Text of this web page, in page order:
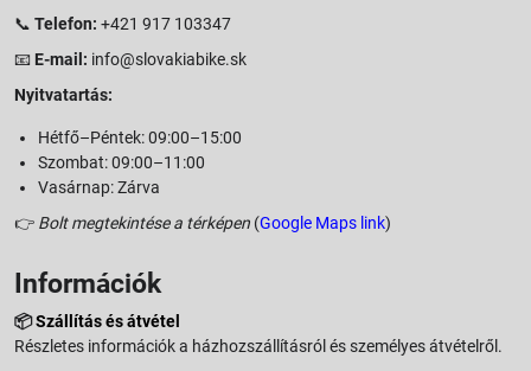
📞 Telefon: +421 917 103347
📧 E-mail: info@slovakiabike.sk
Nyitvatartás:
Hétfő–Péntek: 09:00–15:00
Szombat: 09:00–11:00
Vasárnap: Zárva
👉 Bolt megtekintése a térképen (Google Maps link)
Információk
📦Szállítás és átvétel
Részletes információk a házhozszállításról és személyes átvételről.